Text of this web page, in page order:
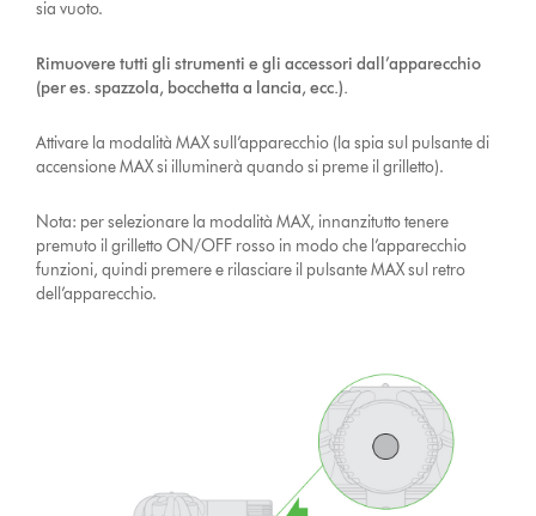
sia vuoto.
Rimuovere tutti gli strumenti e gli accessori dall’apparecchio
(per es. spazzola, bocchetta a lancia, ecc.).
Attivare la modalità MAX sull’apparecchio (la spia sul pulsante di
accensione MAX si illuminerà quando si preme il grilletto).
Nota: per selezionare la modalità MAX, innanzitutto tenere
premuto il grilletto ON/OFF rosso in modo che l’apparecchio
funzioni, quindi premere e rilasciare il pulsante MAX sul retro
dell’apparecchio.